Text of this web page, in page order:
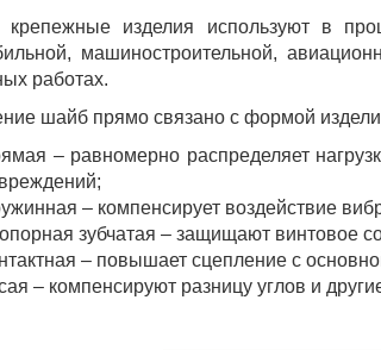
изделия используют в
машиностроительной,
работах.
шайб прямо связано с формой
– равномерно распределяет
– компенсирует воздействие
зубчатая – защищают винтовое
– повышает сцепление с
– компенсируют разницу углов и